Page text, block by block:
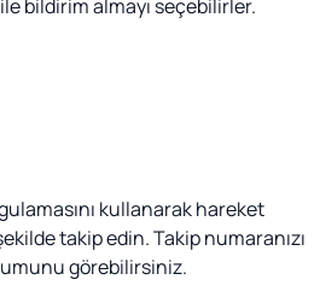
bildirim almayı seçebilirler.
kullanarak hareket
takip edin. Takip numaranızı
görebilirsiniz.